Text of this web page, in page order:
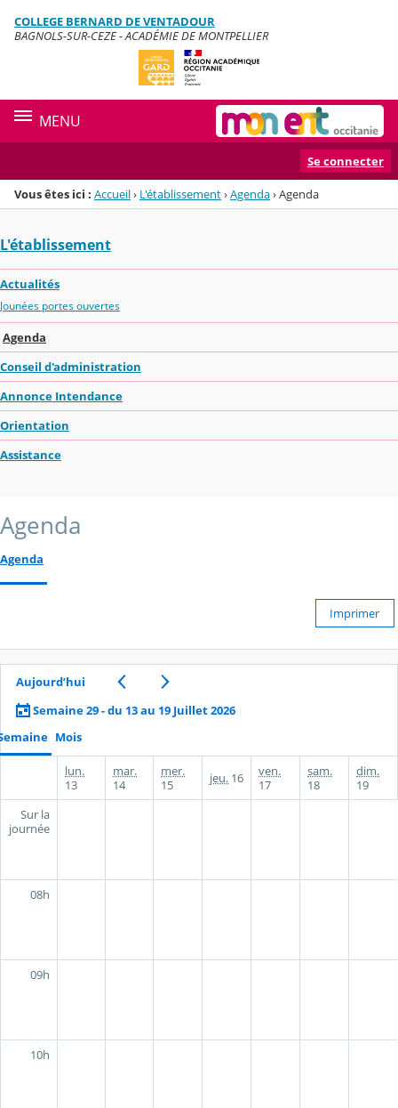
Menu de la rubrique
Contenu
COLLEGE BERNARD DE VENTADOUR
BAGNOLS-SUR-CEZE - ACADÉMIE DE MONTPELLIER
MENU
Se connecter
Vous êtes ici : Accueil› L'établissement›Agenda›Agenda
L'établissement
Actualités
Jounées portes ouvertes
Agenda
Conseil d'administration
Annonce Intendance
Orientation
Assistance
Agenda
Agenda
Imprimer
Aujourd’hui
Semaine 29 - du 13 au 19 Juillet 2026
Mois
lun.
13
mar.
14
mer.
15
jeu. 16
ven.
17
sam.
18
dim.
19
Sur la
journée
08h
09h
10h